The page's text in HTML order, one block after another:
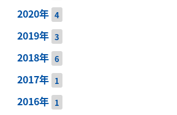
2020年 4
2019年 3
2018年 6
2017年 1
2016年 1